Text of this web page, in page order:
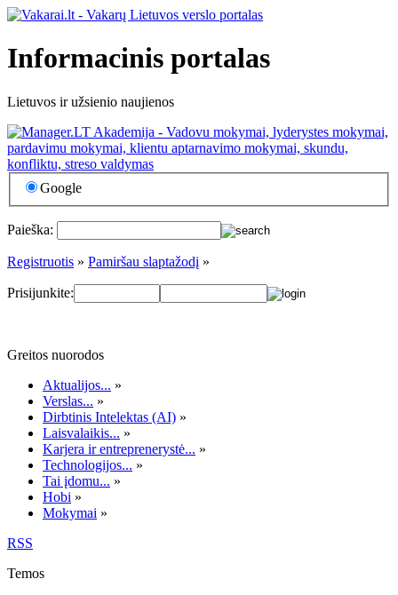
Informacinis portalas
Lietuvos ir užsienio naujienos
Google
Paieška:
Registruotis » Pamiršau slaptažodį »
Prisijunkite:
Greitos nuorodos
Aktualijos... »
Verslas... »
Dirbtinis Intelektas (AI) »
Laisvalaikis... »
Karjera ir entreprenerystė... »
Technologijos... »
Tai įdomu... »
Hobi »
Mokymai »
RSS
Temos